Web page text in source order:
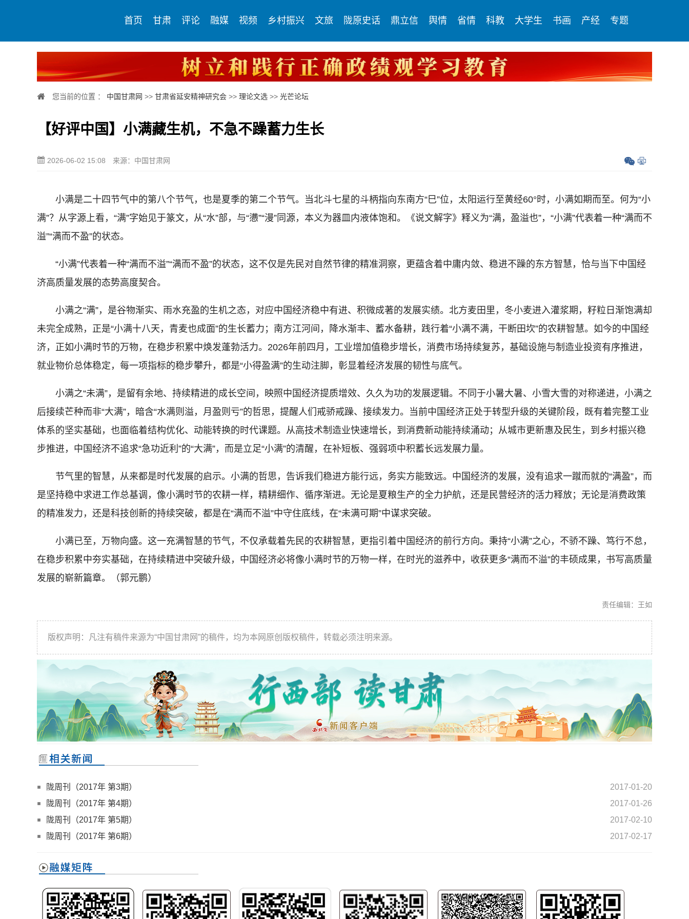
首页 甘肃 评论 融媒 视频 乡村振兴 文旅 陇原史话 鼎立信 舆情 省情 科教 大学生 书画 产经 专题
您当前的位置 ： 中国甘肃网 >> 甘肃省延安精神研究会 >> 理论文选 >> 光芒论坛
【好评中国】小满藏生机，不急不躁蓄力生长
2026-06-02 15:08 来源：中国甘肃网
小满是二十四节气中的第八个节气，也是夏季的第二个节气。当北斗七星的斗柄指向东南方“巳”位，太阳运行至黄经60°时，小满如期而至。何为“小
满”？从字源上看，“满”字始见于篆文，从“水”部，与“懑”“漫”同源，本义为器皿内液体饱和。《说文解字》释义为“满，盈溢也”，“小满”代表着一种“满而不
溢”“满而不盈”的状态。
“小满”代表着一种“满而不溢”“满而不盈”的状态，这不仅是先民对自然节律的精准洞察，更蕴含着中庸内敛、稳进不躁的东方智慧，恰与当下中国经
济高质量发展的态势高度契合。
小满之“满”，是谷物渐实、雨水充盈的生机之态，对应中国经济稳中有进、积微成著的发展实绩。北方麦田里，冬小麦进入灌浆期，籽粒日渐饱满却
未完全成熟，正是“小满十八天，青麦也成面”的生长蓄力；南方江河间，降水渐丰、蓄水备耕，践行着“小满不满，干断田坎”的农耕智慧。如今的中国经
济，正如小满时节的万物，在稳步积累中焕发蓬勃活力。2026年前四月，工业增加值稳步增长，消费市场持续复苏，基础设施与制造业投资有序推进，
就业物价总体稳定，每一项指标的稳步攀升，都是“小得盈满”的生动注脚，彰显着经济发展的韧性与底气。
小满之“未满”，是留有余地、持续精进的成长空间，映照中国经济提质增效、久久为功的发展逻辑。不同于小暑大暑、小雪大雪的对称递进，小满之
后接续芒种而非“大满”，暗含“水满则溢，月盈则亏”的哲思，提醒人们戒骄戒躁、接续发力。当前中国经济正处于转型升级的关键阶段，既有着完整工业
体系的坚实基础，也面临着结构优化、动能转换的时代课题。从高技术制造业快速增长，到消费新动能持续涌动；从城市更新惠及民生，到乡村振兴稳
步推进，中国经济不追求“急功近利”的“大满”，而是立足“小满”的清醒，在补短板、强弱项中积蓄长远发展力量。
节气里的智慧，从来都是时代发展的启示。小满的哲思，告诉我们稳进方能行远，务实方能致远。中国经济的发展，没有追求一蹴而就的“满盈”，而
是坚持稳中求进工作总基调，像小满时节的农耕一样，精耕细作、循序渐进。无论是夏粮生产的全力护航，还是民营经济的活力释放；无论是消费政策
的精准发力，还是科技创新的持续突破，都是在“满而不溢”中守住底线，在“未满可期”中谋求突破。
小满已至，万物向盛。这一充满智慧的节气，不仅承载着先民的农耕智慧，更指引着中国经济的前行方向。秉持“小满”之心，不骄不躁、笃行不怠，
在稳步积累中夯实基础，在持续精进中突破升级，中国经济必将像小满时节的万物一样，在时光的滋养中，收获更多“满而不溢”的丰硕成果，书写高质量
发展的崭新篇章。（郭元鹏）
责任编辑：王如
版权声明：凡注有稿件来源为“中国甘肃网”的稿件，均为本网原创版权稿件，转载必须注明来源。
2017-01-20
陇周刊（2017年 第3期）
2017-01-26
陇周刊（2017年 第4期）
2017-02-10
陇周刊（2017年 第5期）
2017-02-17
陇周刊（2017年 第6期）